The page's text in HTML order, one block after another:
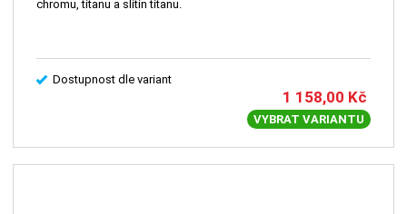
chromu, titanu a slitin titanu.
Dostupnost dle variant
1 158,00 Kč
VYBRAT VARIANTU